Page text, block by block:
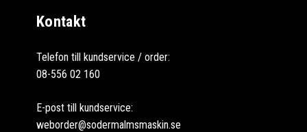
Kontakt
Telefon till kundservice / order:
08-556 02 160
E-post till kundservice:
weborder@sodermalmsmaskin.se